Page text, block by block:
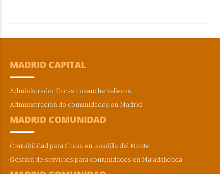
MADRID CAPITAL
Administrador fincas Ensanche Vallecas
Administración de comunidades en Madrid
MADRID COMUNIDAD
Contabilidad para fincas en Boadilla del Monte
Gestión de servicios para comunidades en Majadahonda